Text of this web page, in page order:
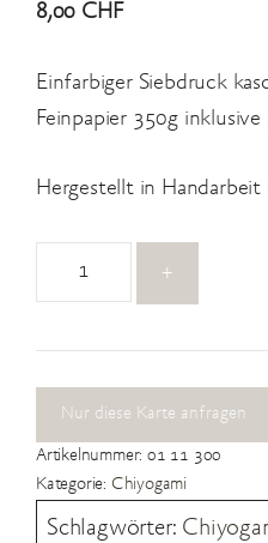
8,00 CHF
Einfarbiger Siebdruck
Feinpapier 350g
Hergestellt in Handarbeit
+
Nur diese Karte anfragen
Artikelnummer:01 11 300
Kategorie: Chiyogami
Schlagwörter: